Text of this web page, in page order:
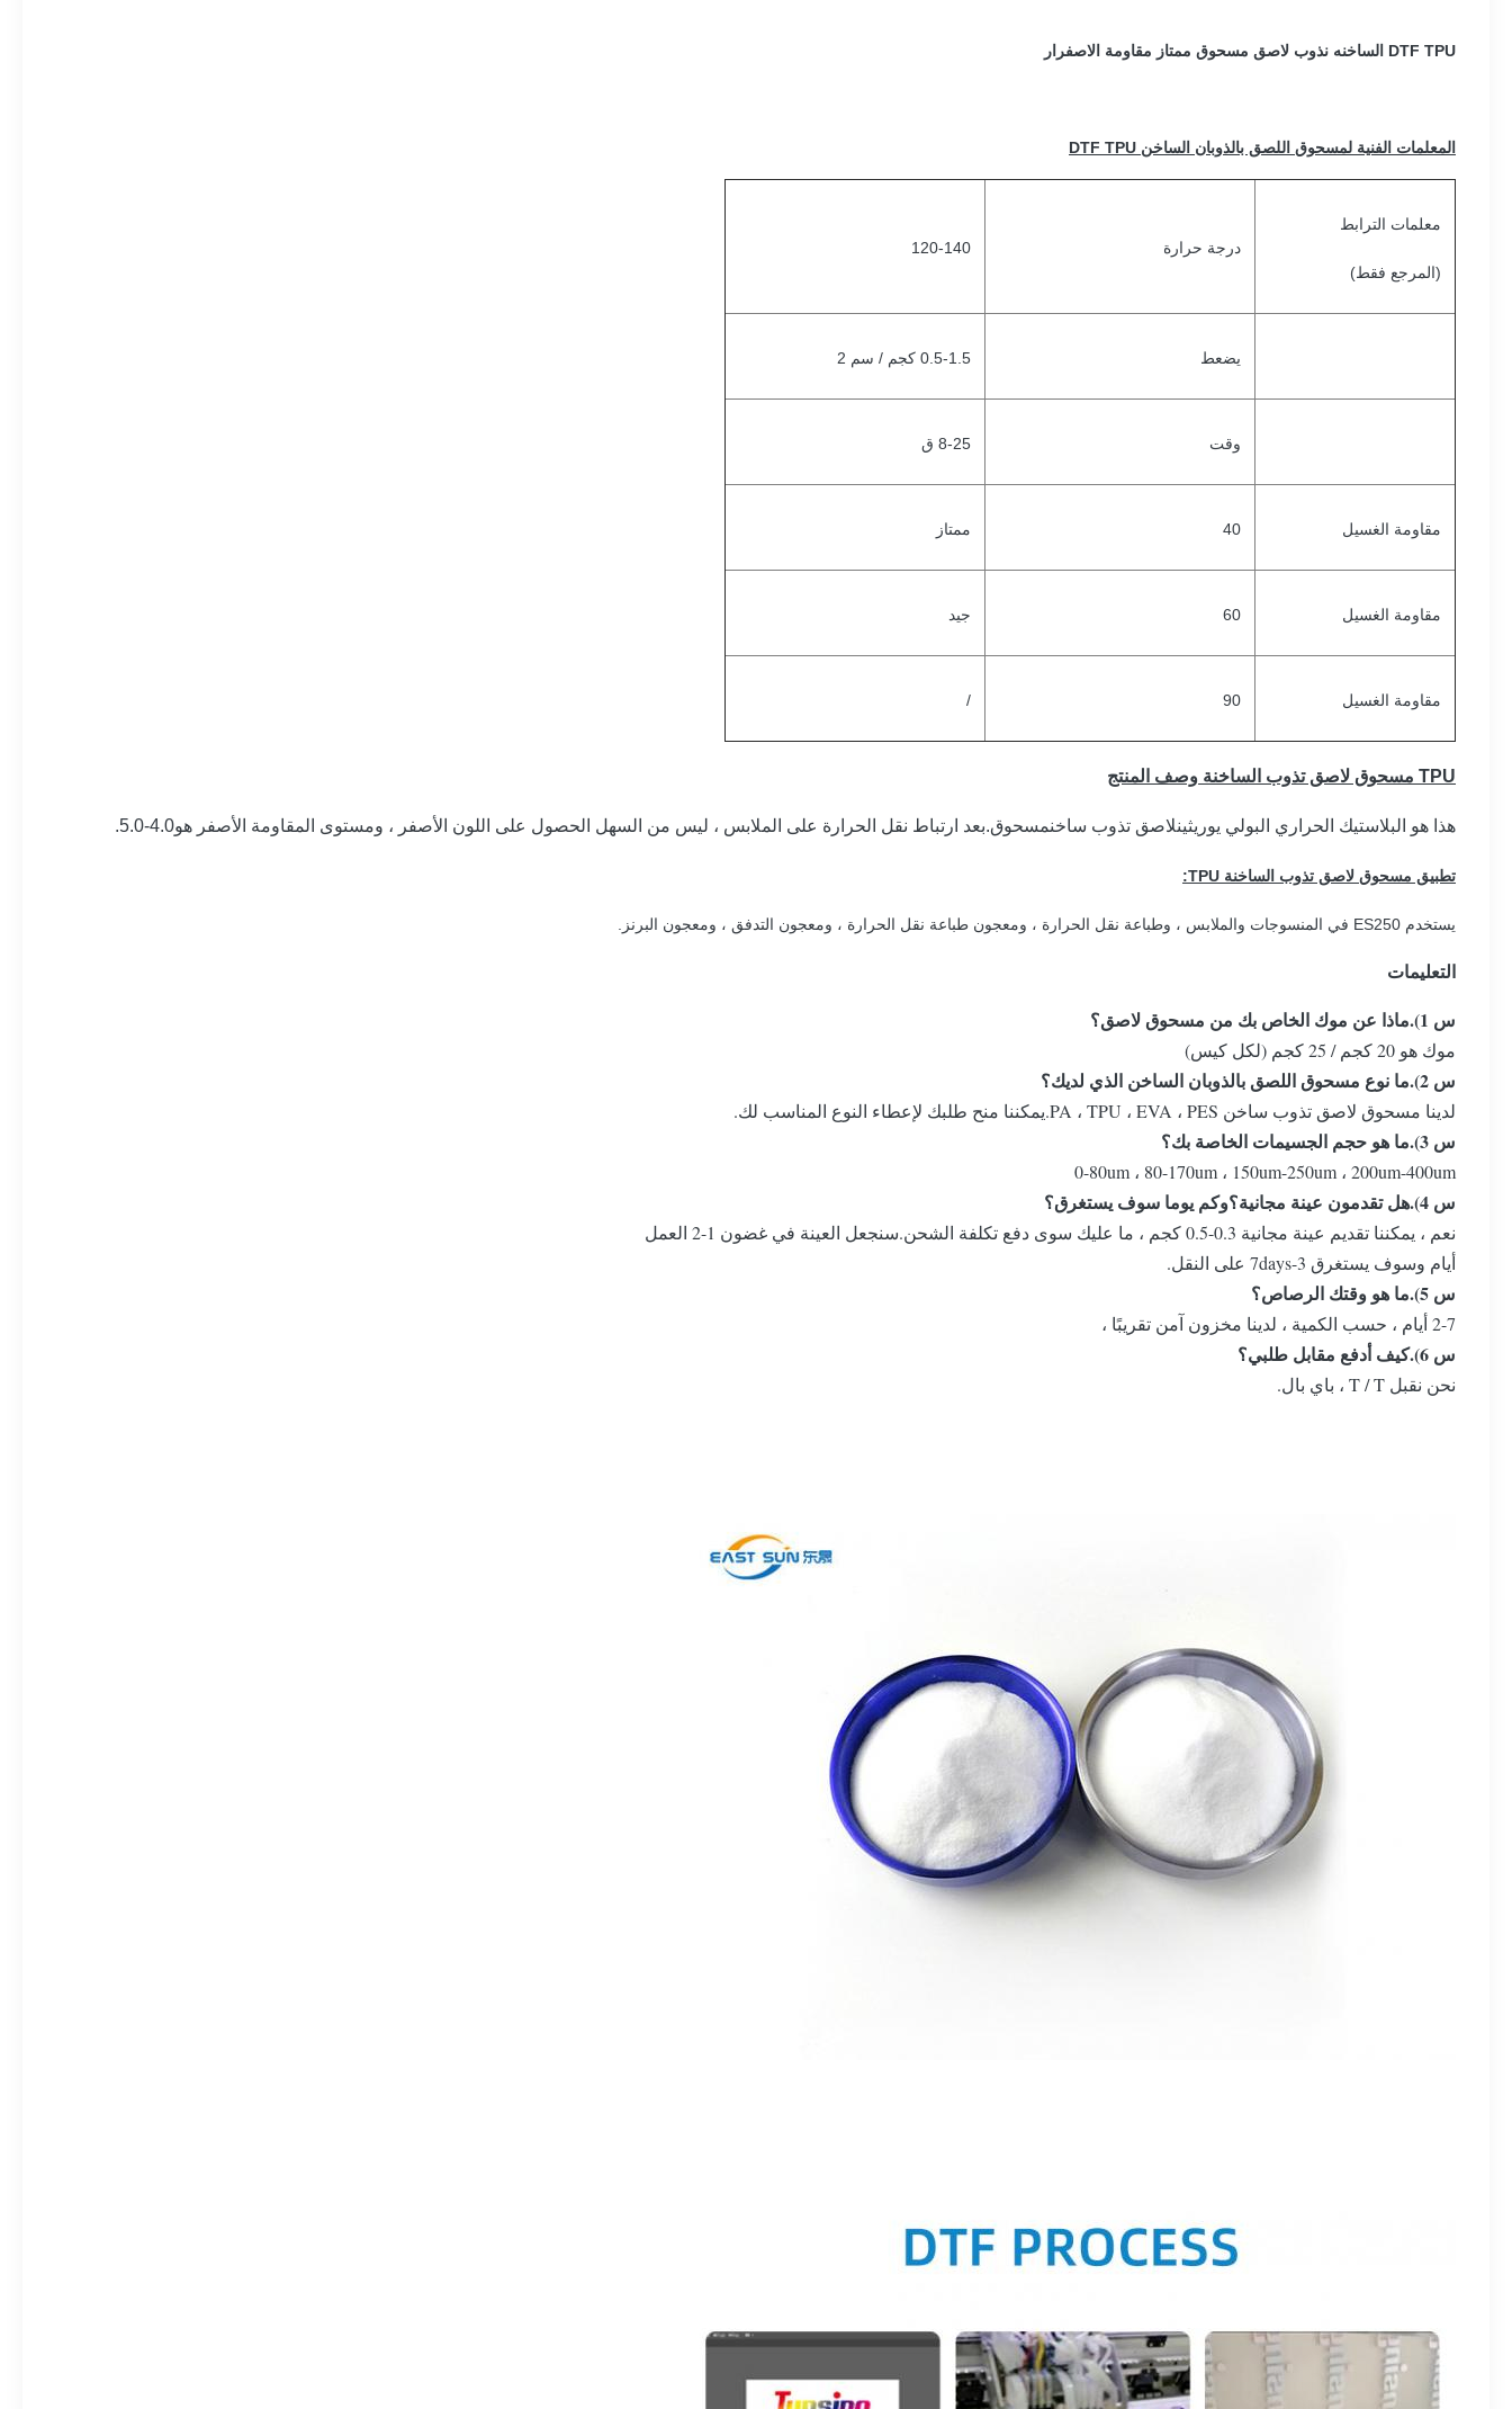
DTF TPU الساخنه نذوب لاصق مسحوق ممتاز مقاومة الاصفرار
المعلمات الفنية لمسحوق اللصق بالذوبان الساخن DTF TPU
معلمات الترابط
(المرجع فقط)
درجة حرارة 120-140
يضعط 0.5-1.5 كجم / سم 2
وقت 8-25 ق
مقاومة الغسيل 40 ممتاز
مقاومة الغسيل 60 جيد
مقاومة الغسيل 90
/
TPU مسحوق لاصق تذوب الساخنة وصف المنتج
هذا هو البلاستيك الحراري البولي يوريثينلاصق تذوب ساخنمسحوق.بعد ارتباط نقل الحرارة على الملابس ، ليس من السهل الحصول على اللون الأصفر ، ومستوى المقاومة الأصفر هو4.0-5.0.
تطبيق مسحوق لاصق تذوب الساخنة TPU:
يستخدم ES250 في المنسوجات والملابس ، وطباعة نقل الحرارة ، ومعجون طباعة نقل الحرارة ، ومعجون التدفق ، ومعجون البرنز.
التعليمات
س 1).ماذا عن موك الخاص بك من مسحوق لاصق؟
موك هو 20 كجم / 25 كجم (لكل كيس)
س 2).ما نوع مسحوق اللصق بالذوبان الساخن الذي لديك؟
لدينا مسحوق لاصق تذوب ساخن PA ، TPU ، EVA ، PES.يمكننا منح طلبك لإعطاء النوع المناسب لك.
س 3).ما هو حجم الجسيمات الخاصة بك؟
0-80um ، 80-170um ، 150um-250um ، 200um-400um
س 4).هل تقدمون عينة مجانية؟وكم يوما سوف يستغرق؟
نعم ، يمكننا تقديم عينة مجانية 0.3-0.5 كجم ، ما عليك سوى دفع تكلفة الشحن.سنجعل العينة في غضون 1-2 العمل
أيام وسوف يستغرق 3-7days على النقل.
س 5).ما هو وقتك الرصاص؟
2-7 أيام ، حسب الكمية ، لدينا مخزون آمن تقريبًا ،
س 6).كيف أدفع مقابل طلبي؟
نحن نقبل T / T ، باي بال.